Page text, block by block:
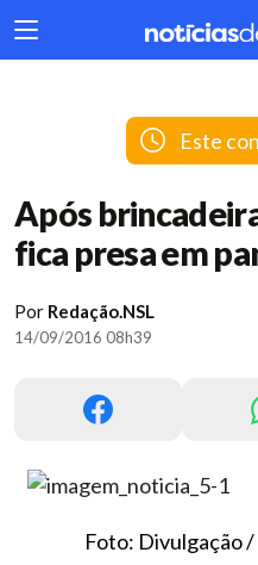
404
Este
Após
fica presa em
Por Redação.NSL
14/09/2016 08h39
Foto: Divulgação